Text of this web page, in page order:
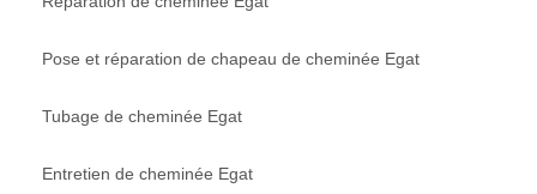
Pose et réparation de chapeau de cheminée Egat
Tubage de cheminée Egat
Entretien de cheminée Egat